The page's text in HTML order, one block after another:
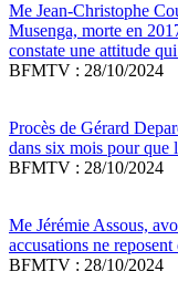
Me Jean-Christophe
Musenga, morte en
constate une attitude
BFMTV : 28/10/2024
Procès de Gérard
dans six mois pour que
BFMTV : 28/10/2024
Me Jérémie Assous,
accusations ne
BFMTV : 28/10/2024